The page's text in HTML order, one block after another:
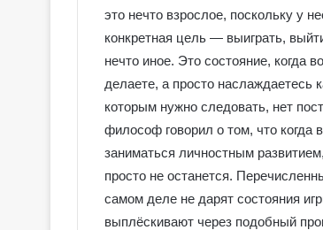
это нечто взрослое, поскольку у
конкретная цель — выиграть,
нечто иное. Это состояние, когда
делаете, а просто наслаждаетесь
которым нужно следовать, нет
философ говорил о том, что когда
заниматься личностным
просто не останется.
самом деле не дарят состояния
выплёскивают через подобный